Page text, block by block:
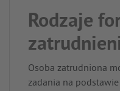
Rodzaje
Osoba zatrudniona
zadania na